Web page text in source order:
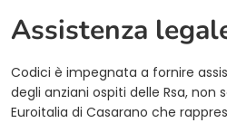
Assistenza
Codici è impegnata a fornire
degli anziani ospiti delle Rsa, non
Euroitalia di Casarano che